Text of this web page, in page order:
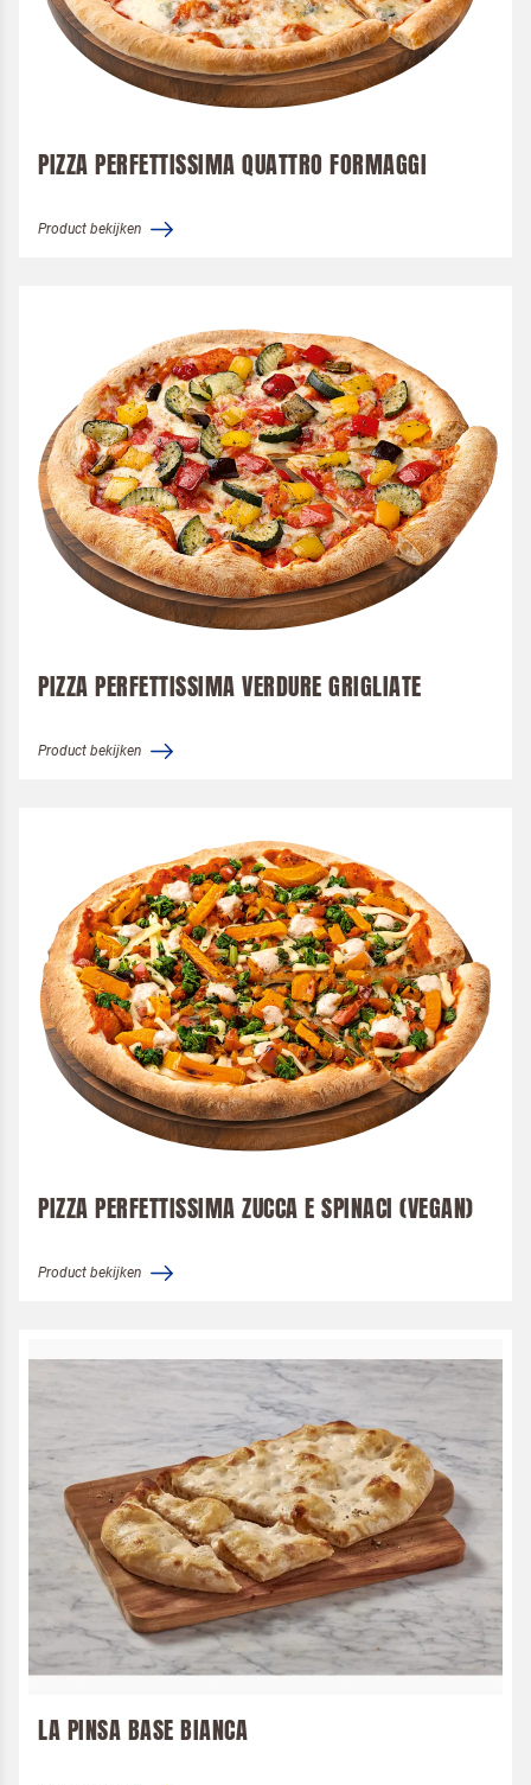
PIZZA PERFETTISSIMA QUATTRO FORMAGGI
Product bekijken
PIZZA PERFETTISSIMA VERDURE GRIGLIATE
Product bekijken
PIZZA PERFETTISSIMA ZUCCA E SPINACI (VEGAN)
Product bekijken
LA PINSA BASE BIANCA
Terugbelverzoek
Om spam te bestrijden, selecteer hieronder de
afbeelding van dePannenkoeken
VERSTUREN